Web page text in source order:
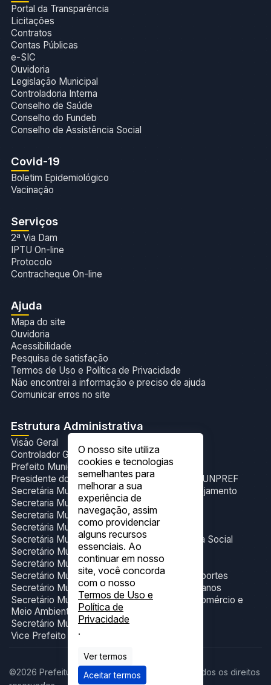
Portal da Transparência
Licitações
Contratos
Contas Públicas
e-SIC
Ouvidoria
Legislação Municipal
Controladoria Interna
Conselho de Saúde
Conselho do Fundeb
Conselho de Assistência Social
Covid-19
Boletim Epidemiológico
Vacinação
Serviços
2ª Via Dam
IPTU On-line
Protocolo
Contracheque On-line
Ajuda
Mapa do site
Ouvidoria
Acessibilidade
Pesquisa de satisfação
Termos de Uso e Política de Privacidade
Não encontrei a informação e preciso de ajuda
Comunicar erros no site
Estrutura Administrativa
Visão Geral
Controlador Geral do Município
Prefeito Municipal
Presidente do Fundo de Previdência Social- FUNPREF
Secretária Municipal de Administração e Planejamento
Secretaria Municipal de Cultura e Eventos
Secretaria Municipal de Esporte
Secretária Municipal de Gabinete
Secretária Municipal de Trabalho e Assistência Social
Secretário Municipal de Educação
Secretário Municipal de Finanças
Secretário Municipal de Infraestrutura e Transportes
Secretário Municipal de Obras e Serviços Urbanos
Secretário Municipal de Produção, Indústria,Comércio e
Meio Ambiente
Secretário Municipal de Saúde.
Vice Prefeito Municipal
©2026 Prefeitura Municipal de Figueirópolis. Todos os direitos
O nosso site utiliza
cookies e tecnologias
semelhantes para
melhorar a sua
experiência de
navegação, assim
como providenciar
alguns recursos
essenciais. Ao
continuar em nosso
site, você concorda
com o nosso
Termos de Uso e
Política de
Privacidade
.
Ver termos
Aceitar termos